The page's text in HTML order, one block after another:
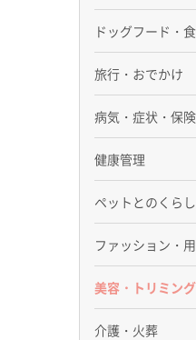
ドッグフード・
旅行・おでかけ
病気・症状・保険
健康管理
ペットとのくらし
ファッション・
美容・トリミング
介護・火葬